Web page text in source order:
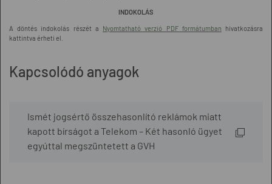
INDOKOLÁS
A döntés indokolás részét a Nyomtatható verzió PDF formátumban hivatkozásra
kattintva érheti el.
Kapcsolódó anyagok
Ismét jogsértő összehasonlító reklámok miatt
kapott bírságot a Telekom – Két hasonló ügyet
egyúttal megszüntetett a GVH